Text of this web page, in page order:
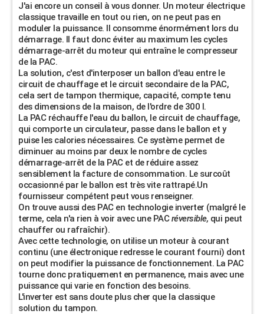
J'ai encore un conseil à vous donner. Un moteur électrique
classique travaille en tout ou rien, on ne peut pas en
moduler la puissance. Il consomme énormément lors du
démarrage. Il faut donc éviter au maximum les cycles
démarrage-arrêt du moteur qui entraîne le compresseur
de la PAC.
La solution, c'est d'interposer un ballon d'eau entre le
circuit de chauffage et le circuit secondaire de la PAC,
cela sert de tampon thermique, capacité, compte tenu
des dimensions de la maison, de l'ordre de 300 l.
La PAC réchauffe l'eau du ballon, le circuit de chauffage,
qui comporte un circulateur, passe dans le ballon et y
puise les calories nécessaires. Ce système permet de
diminuer au moins par deux le nombre de cycles
démarrage-arrêt de la PAC et de réduire assez
sensiblement la facture de consommation. Le surcoût
occasionné par le ballon est très vite rattrapé.Un
fournisseur compétent peut vous renseigner.
On trouve aussi des PAC en technologie inverter (malgré le
terme, cela n'a rien à voir avec une PACréversible, qui peut
chauffer ou rafraîchir).
Avec cette technologie, on utilise un moteur à courant
continu (une électronique redresse le courant fourni) dont
on peut modifier la puissance de fonctionnement. La PAC
tourne donc pratiquement en permanence, mais avec une
puissance qui varie en fonction des besoins.
L'inverter est sans doute plus cher que la classique
solution du tampon.